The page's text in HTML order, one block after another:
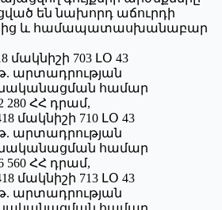
են նախորդ աճուրդի
և համապատասխանաբար
մակնիշի 703 ԼՕ 43
արտադրության
համար
280 ՀՀ դրամ,
մակնիշի 710 ԼՕ 43
արտադրության
համար
560 ՀՀ դրամ,
մակնիշի 713 ԼՕ 43
արտադրության